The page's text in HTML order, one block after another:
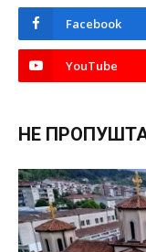
Facebook
YouTube
НЕ